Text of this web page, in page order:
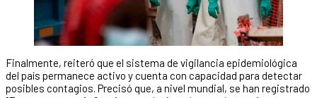
Finalmente, reiteró que el sistema de vigilancia epidemiológica
del país permanece activo y cuenta con capacidad para detectar
posibles contagios. Precisó que, a nivel mundial, se han registrado